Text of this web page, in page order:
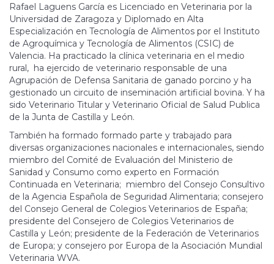
Rafael Laguens García es Licenciado en Veterinaria por la
Universidad de Zaragoza y Diplomado en Alta
Especialización en Tecnología de Alimentos por el Instituto
de Agroquímica y Tecnología de Alimentos (CSIC) de
Valencia. Ha practicado la clínica veterinaria en el medio
rural, ha ejercido de veterinario responsable de una
Agrupación de Defensa Sanitaria de ganado porcino y ha
gestionado un circuito de inseminación artificial bovina. Y ha
sido Veterinario Titular y Veterinario Oficial de Salud Publica
de la Junta de Castilla y León.
También ha formado formado parte y trabajado para
diversas organizaciones nacionales e internacionales, siendo
miembro del Comité de Evaluación del Ministerio de
Sanidad y Consumo como experto en Formación
Continuada en Veterinaria; miembro del Consejo Consultivo
de la Agencia Española de Seguridad Alimentaria; consejero
del Consejo General de Colegios Veterinarios de España;
presidente del Consejero de Colegios Veterinarios de
Castilla y León; presidente de la Federación de Veterinarios
de Europa; y consejero por Europa de la Asociación Mundial
Veterinaria WVA.